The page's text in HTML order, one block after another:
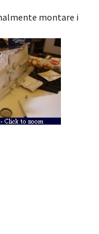
montare i